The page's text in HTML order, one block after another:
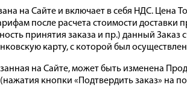
на Сайте и включает в себя НДС. Цена
после расчета стоимости доставки
принятия заказа и пр.) данный
карту, с которой был
на Сайте, может быть изменена
кнопки «Подтвердить заказ» на